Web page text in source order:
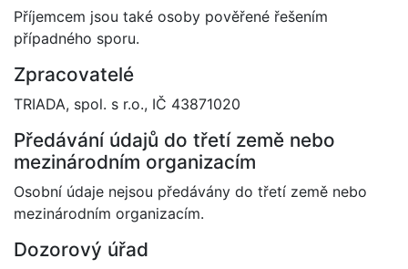
Příjemcem jsou také osoby pověřené řešením
případného sporu.
Zpracovatelé
TRIADA, spol. s r.o., IČ 43871020
Předávání údajů do třetí země nebo
mezinárodním organizacím
Osobní údaje nejsou předávány do třetí země nebo
mezinárodním organizacím.
Dozorový úřad